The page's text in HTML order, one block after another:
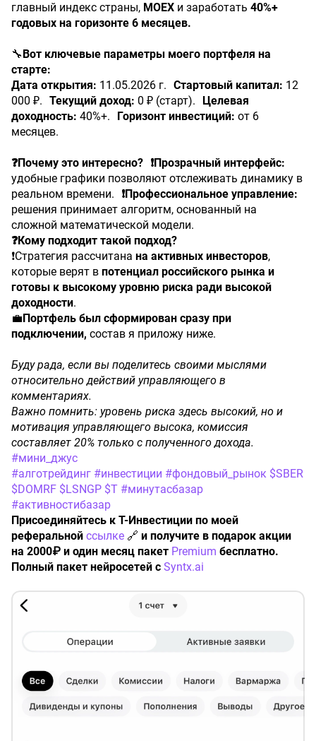
главный индекс страны, MOEX и заработать 40%+
годовых на горизонте 6 месяцев.
🔧Вот ключевые параметры моего портфеля на
старте:
Дата открытия: 11.05.2026 г. Стартовый капитал: 12
000 ₽. Текущий доход: 0 ₽ (старт). Целевая
доходность: 40%+. Горизонт инвестиций: от 6
месяцев.
❓Почему это интересно? ❗️Прозрачный интерфейс:
удобные графики позволяют отслеживать динамику в
реальном времени. ❗️Профессиональное управление:
решения принимает алгоритм, основанный на
сложной математической модели.
❓Кому подходит такой подход?
❗️Стратегия рассчитана на активных инвесторов,
которые верят в потенциал российского рынка и
готовы к высокому уровню риска ради высокой
доходности.
💼Портфель был сформирован сразу при
подключении, состав я приложу ниже.
Буду рада, если вы поделитесь своими мыслями
относительно действий управляющего в
комментариях.
Важно помнить: уровень риска здесь высокий, но и
мотивация управляющего высока, комиссия
составляет 20% только с полученного дохода.
#мини_джус
#алготрейдинг #инвестиции #фондовый_рынок $SBER
$DOMRF $LSNGP $T #минутасбазар
#активностибазар
Присоединяйтесь к Т-Инвестиции по моей
реферальной ссылке 🔗 и получите в подарок акции
на 2000₽ и один месяц пакет Premium бесплатно.
Полный пакет нейросетей с Syntx.ai